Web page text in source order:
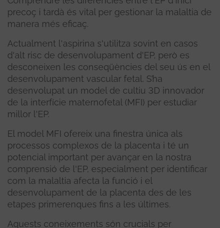
precoç i tardà és vital per gestionar la malaltia de
manera més eficaç.
Actualment l'aspirina s'utilitza sovint en casos
d'alt risc de desenvolupament d'EP, però es
desconeixen les conseqüències del seu ús en el
desenvolupament vascular fetal. S’ha
desenvolupat un model de cultiu 3D innovador
de la interfície maternofetal (MFI) per estudiar
millor l'EP.
El model MFI ofereix una finestra única als
processos complexos de la placenta i té un
potencial important per avançar en la nostra
comprensió de l'EP, especialment per identificar
com la malaltia afecta la funció i el
desenvolupament de la placenta des de les
etapes primerenques fins a les últimes.
Aquests coneixements són crucials per